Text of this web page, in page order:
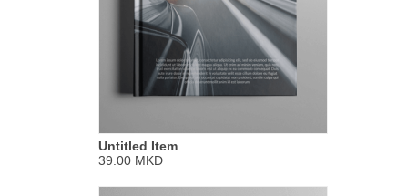
Untitled Item
39.00 MKD